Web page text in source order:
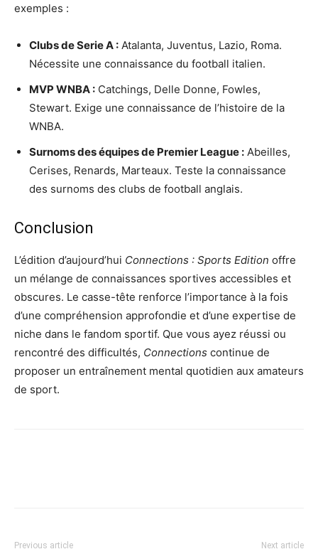
exemples :
Clubs de Serie A : Atalanta, Juventus, Lazio, Roma.
Nécessite une connaissance du football italien.
MVP WNBA : Catchings, Delle Donne, Fowles,
Stewart. Exige une connaissance de l’histoire de la
WNBA.
Surnoms des équipes de Premier League : Abeilles,
Cerises, Renards, Marteaux. Teste la connaissance
des surnoms des clubs de football anglais.
Conclusion
L’édition d’aujourd’hui Connections : Sports Edition offre
un mélange de connaissances sportives accessibles et
obscures. Le casse-tête renforce l’importance à la fois
d’une compréhension approfondie et d’une expertise de
niche dans le fandom sportif. Que vous ayez réussi ou
rencontré des difficultés, Connections continue de
proposer un entraînement mental quotidien aux amateurs
de sport.
Previous article Next article